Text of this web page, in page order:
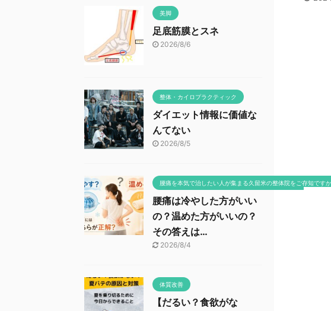
美脚
足底筋膜とスネ
2026/8/6
整体・カイロプラクティック
ダイエット情報に価値な
んてない
2026/8/5
腰痛を本気で治したい人が集まる久留米の整体院をご存知です
腰痛は冷やした方がいい
の？温めた方がいいの？
その答えは…
2026/8/4
体質改善
【だるい？食欲がな